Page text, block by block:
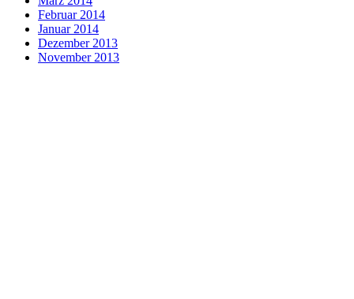
Februar 2014
Januar 2014
Dezember 2013
November 2013